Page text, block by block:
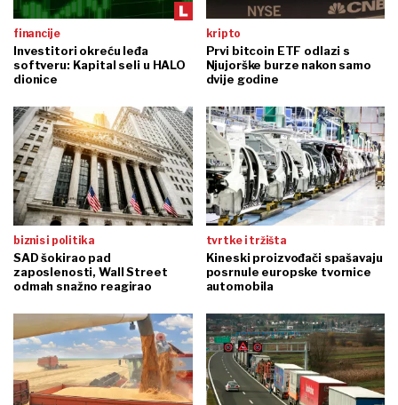
financije
Investitori okreću leđa
softveru: Kapital seli u HALO
dionice
kripto
Prvi bitcoin ETF odlazi s
Njujorške burze nakon samo
dvije godine
biznis i politika
SAD šokirao pad
zaposlenosti, Wall Street
odmah snažno reagirao
tvrtke i tržišta
Kineski proizvođači spašavaju
posrnule europske tvornice
automobila